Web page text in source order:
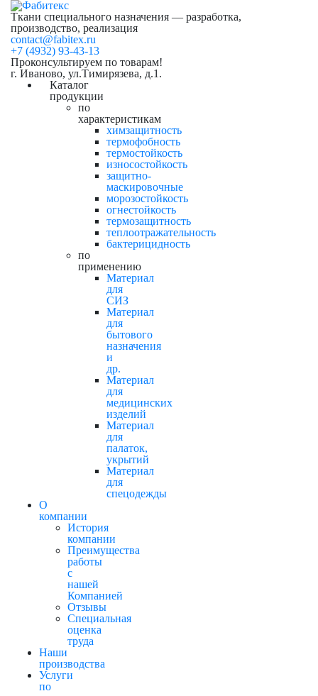
Ткани специального назначения — разработка,
производство, реализация
contact@fabitex.ru
+7 (4932) 93-43-13
Проконсультируем по товарам!
г. Иваново, ул.Тимирязева, д.1.
Каталог
продукции
по
характеристикам
химзащитность
термофобность
термостойкость
износостойкость
защитно-
маскировочные
морозостойкость
огнестойкость
термозащитность
теплоотражательность
бактерицидность
по
применению
Материал
для
СИЗ
Материал
для
бытового
назначения
и
др.
Материал
для
медицинских
изделий
Материал
для
палаток,
укрытий
Материал
для
спецодежды
О
компании
История
компании
Преимущества
работы
с
нашей
Компанией
Отзывы
Cпециальная
оценка
труда
Наши
производства
Услуги
по